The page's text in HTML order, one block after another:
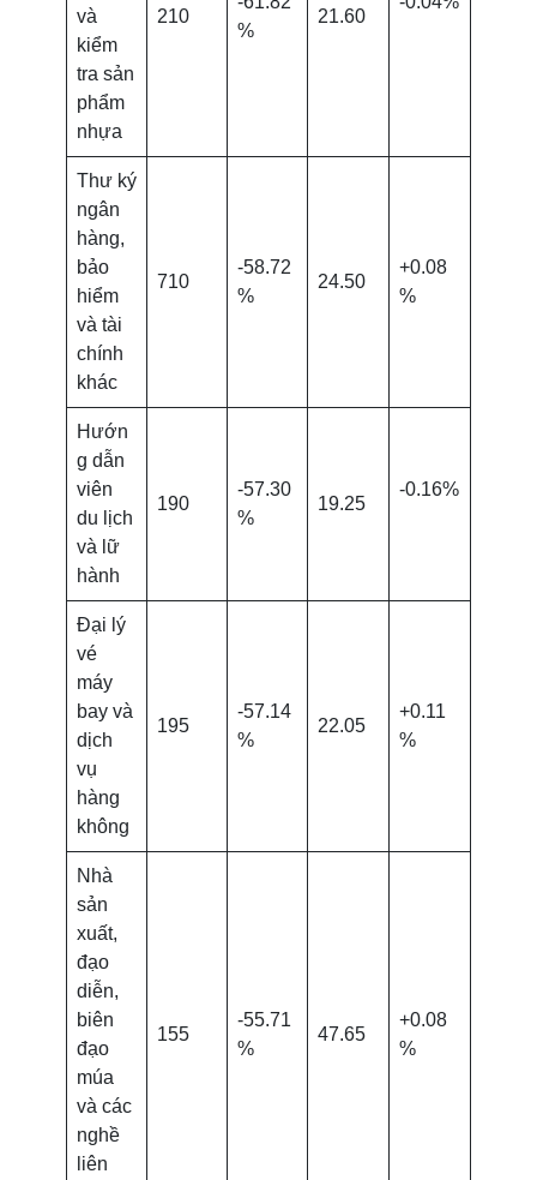
và
kiểm
tra sản
phẩm
nhựa
210
%
21.60
Thư ký
ngân
hàng,
bảo
hiểm
và tài
chính
khác
710
-58.72
%
24.50
+0.08
%
Hướn
g dẫn
viên
du lịch
và lữ
hành
190
-57.30
%
19.25
-0.16%
Đại lý
vé
máy
bay và
dịch
vụ
hàng
không
195
-57.14
%
22.05
+0.11
%
Nhà
sản
xuất,
đạo
diễn,
biên
đạo
múa
và các
nghề
liên
155
-55.71
%
47.65
+0.08
%